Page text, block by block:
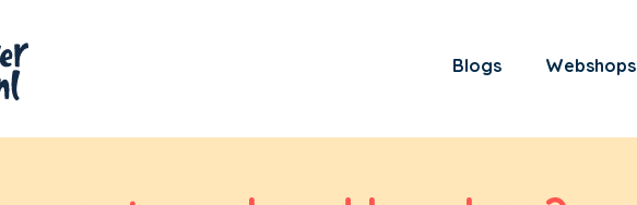
Blogs Webshops